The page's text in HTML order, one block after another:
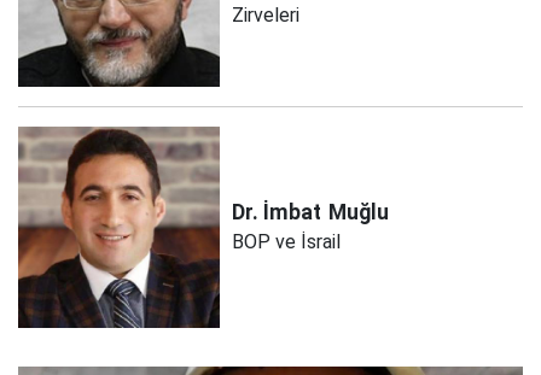
Zirveleri
Dr. İmbat Muğlu
BOP ve İsrail